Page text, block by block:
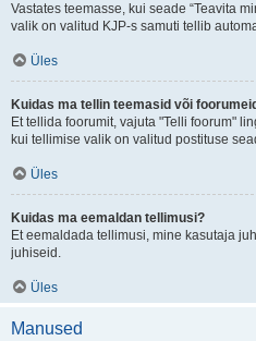
Vastates teemasse, kui seade “Teavita
valik on valitud KJP-s samuti tellib
Üles
Kuidas ma tellin teemasid või
Et tellida foorumit, vajuta "Telli foorum"
kui tellimise valik on valitud postituse
Üles
Kuidas ma eemaldan tellimusi?
Et eemaldada tellimusi, mine kasutaja
juhiseid.
Üles
Manused